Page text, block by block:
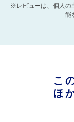
※レビューは、個人の
能
こ
ほ